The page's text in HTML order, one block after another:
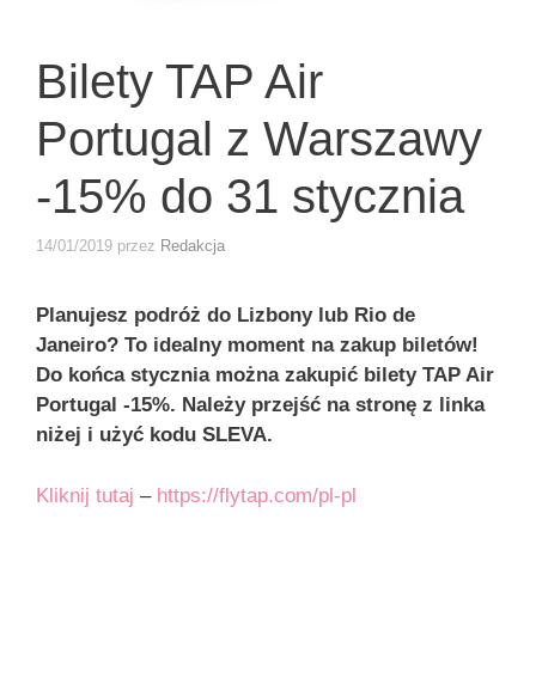
Bilety TAP Air
Portugal z Warszawy
-15% do 31 stycznia
14/01/2019 przez Redakcja
Planujesz podróż do Lizbony lub Rio de
Janeiro? To idealny moment na zakup biletów!
Do końca stycznia można zakupić bilety TAP Air
Portugal -15%. Należy przejść na stronę z linka
niżej i użyć kodu SLEVA.
Kliknij tutaj – https://flytap.com/pl-pl